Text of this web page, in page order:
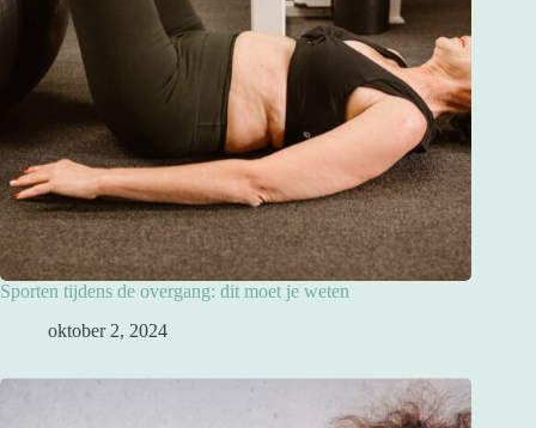
Sporten tijdens de overgang: dit moet je weten
oktober 2, 2024